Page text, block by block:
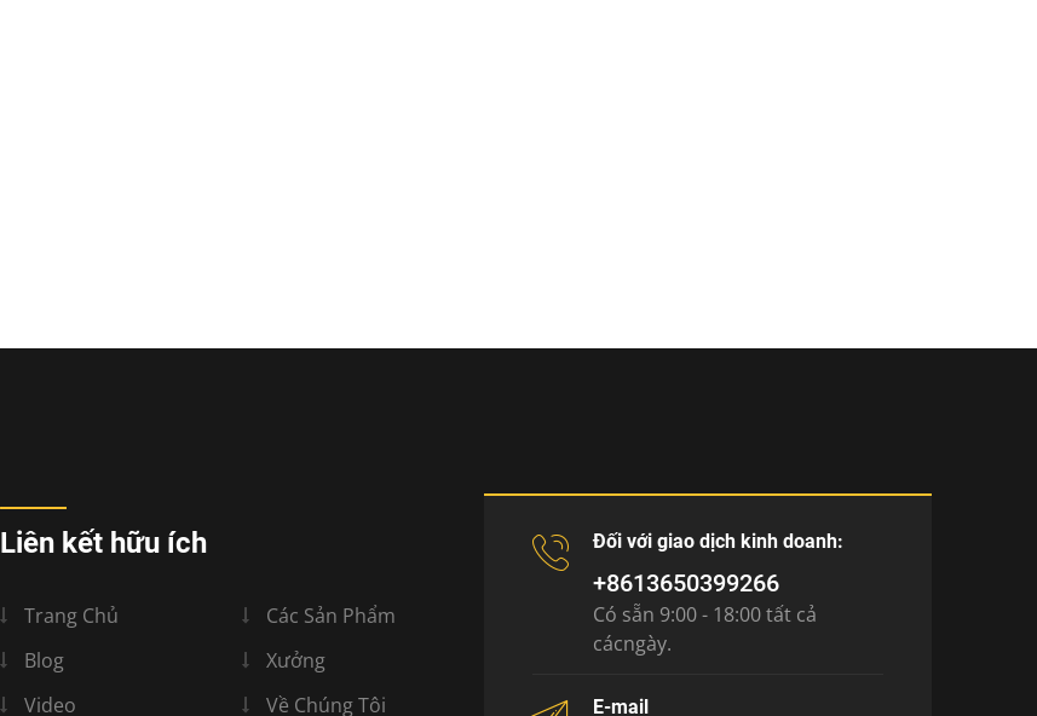
Liên kết hữu ích
Trang Chủ
Các Sản Phẩm
Blog
Xưởng
Video
Về Chúng Tôi
Đối với giao dịch kinh doanh:
+8613650399266
Có sẵn 9:00 - 18:00 tất cả
cácngày.
E-mail